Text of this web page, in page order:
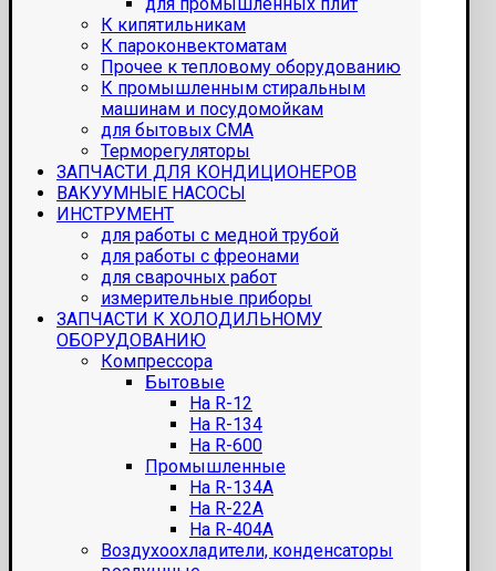
К кипятильникам
К пароконвектоматам
Прочее к тепловому оборудованию
К промышленным стиральным
машинам и посудомойкам
для бытовых СМА
Терморегуляторы
ЗАПЧАСТИ ДЛЯ КОНДИЦИОНЕРОВ
ВАКУУМНЫЕ НАСОСЫ
ИНСТРУМЕНТ
для работы с медной трубой
для работы с фреонами
для сварочных работ
измерительные приборы
ЗАПЧАСТИ К ХОЛОДИЛЬНОМУ
ОБОРУДОВАНИЮ
Компрессора
Бытовые
На R-12
На R-134
На R-600
Промышленные
На R-134A
На R-22A
На R-404A
Воздухоохладители, конденсаторы